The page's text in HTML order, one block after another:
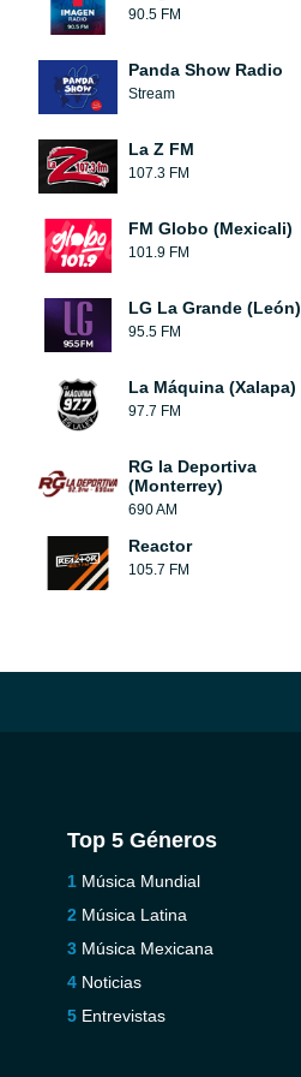
90.5 FM
Panda Show Radio
Stream
La Z FM
107.3 FM
FM Globo (Mexicali)
101.9 FM
LG La Grande (León)
95.5 FM
La Máquina (Xalapa)
97.7 FM
RG la Deportiva
(Monterrey)
690 AM
Reactor
105.7 FM
Top 5 Géneros
Música Mundial
Música Latina
Música Mexicana
Noticias
Entrevistas